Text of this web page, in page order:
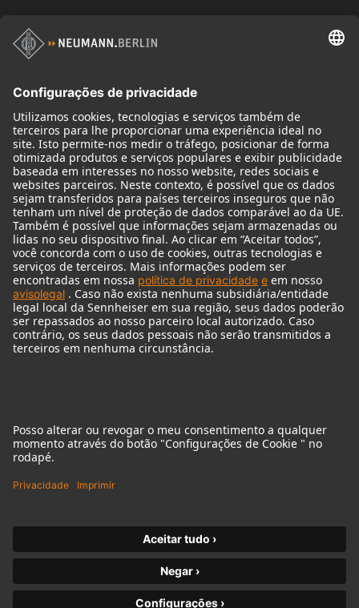
Produtos
Microfones
Acessórios de microfone
Monitores
Acessórios de monitores
Fones de ouvido
Microfones históricos
Audio Interface
Imprint
Privacy policy
Terms of Use
Terms & Conditions